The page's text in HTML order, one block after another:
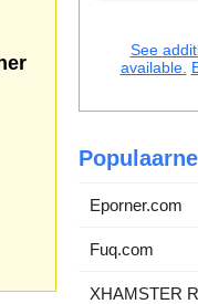
See
available.
Eporner.com
Fuq.com
XHAMSTER